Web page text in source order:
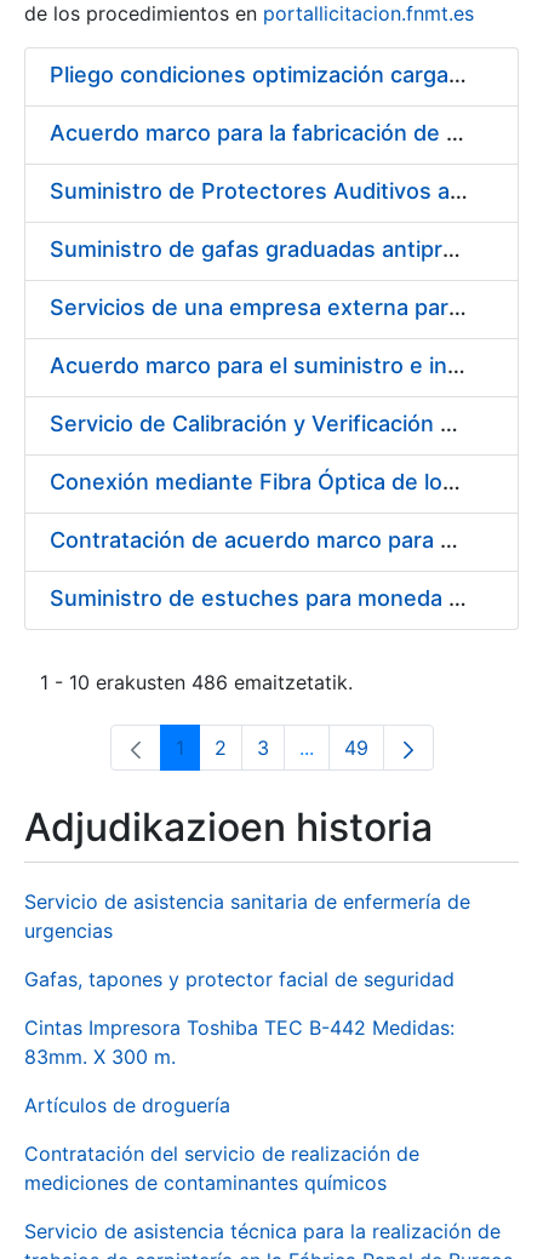
Erakutsi/Ezkutatu
de los procedimientos en portallicitacion.fnmt.es
Pliego condiciones optimización cargas compras firmado
Acuerdo marco para la fabricación de piezas
Suministro de Protectores Auditivos a medida para las personas trabajadoras de los Centros de Trabajo de Madrid y Burgos
Suministro de gafas graduadas antiproyecciones para los trabajadores de la FNMT-RCM en los centros de trabajo de Madrid y Burgos
Servicios de una empresa externa para el asesoramiento y resolución de los recursos de alzada que se presentan relacionados con procesos de selección para la FNMT-RCM
Acuerdo marco para el suministro e instalación de persianas, estores y otros complementos
Servicio de Calibración y Verificación Externa de los Equipos de Medición del Servicio de Prevención de la FNMT-RCM
Conexión mediante Fibra Óptica de los Centros de Proceso de Datos (CPDs) de las sedes de la FNMT-RCM de Burgos y Madrid
Contratación de acuerdo marco para el Suministro de Material de Electricidad para la Fábrica Nacional de Moneda y Timbre-Real Casa de la Moneda en su centro de trabajo de Burgos
Suministro de estuches para moneda de 30 €
1 - 10 erakusten 486 emaitzetatik.
Orrialdea
1 Orrialdea
2 Orrialdea
3 ...Intermediate Pages Use
Orrialdea
49
Adjudikazioen historia
Servicio de asistencia sanitaria de enfermería de
urgencias
Gafas, tapones y protector facial de seguridad
Cintas Impresora Toshiba TEC B-442 Medidas:
83mm. X 300 m.
Artículos de droguería
Contratación del servicio de realización de
mediciones de contaminantes químicos
Servicio de asistencia técnica para la realización de